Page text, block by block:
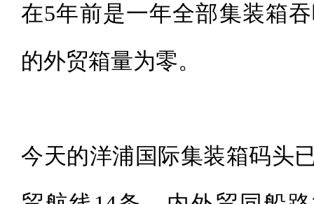
在5年前是一年全部集装箱
的外贸箱量为零。
今天的洋浦国际集装箱码头